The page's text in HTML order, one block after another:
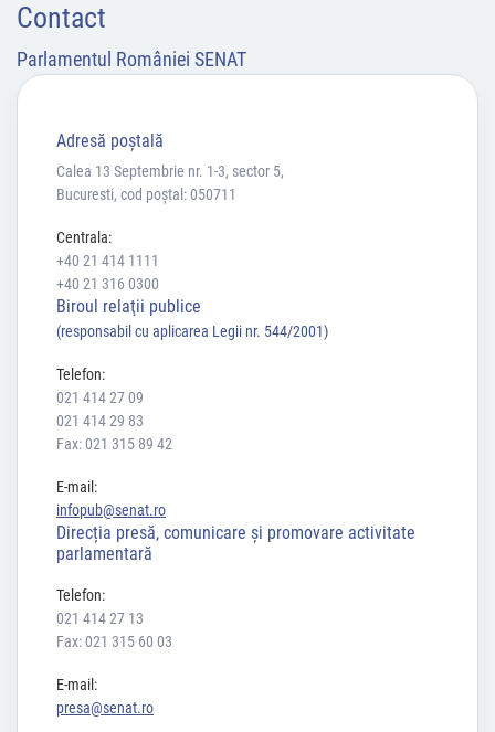
Contact
Parlamentul României SENAT
Adresă poştală
Calea 13 Septembrie nr. 1-3, sector 5,
Bucuresti, cod poștal: 050711
Centrala:
+40 21 414 1111
+40 21 316 0300
Biroul relaţii publice
(responsabil cu aplicarea Legii nr. 544/2001)
Telefon:
021 414 27 09
021 414 29 83
Fax: 021 315 89 42
E-mail:
infopub@senat.ro
Direcția presă, comunicare și promovare activitate
parlamentară
Telefon:
021 414 27 13
Fax: 021 315 60 03
E-mail:
presa@senat.ro